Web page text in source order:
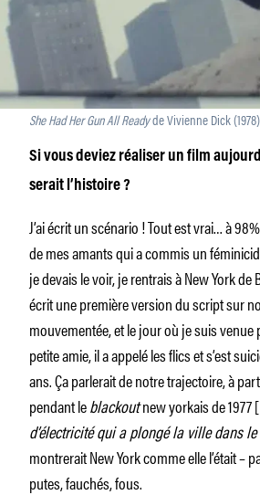
She Had Her Gun All Readyde Vivienne Dick (1978)
Si vous deviez réaliser un film
serait l’histoire ?
J’ai écrit un scénario ! Tout est vrai… à
de mes amants qui a commis un
je devais le voir, je rentrais à New York de
écrit une première version du script sur
mouvementée, et le jour où je suis venue
petite amie, il a appelé les flics et s’est
ans. Ça parlerait de notre trajectoire, à
pendant leblackoutnew yorkais de 1977 [
d’électricité qui a plongé la ville dans
montrerait New York comme elle l’était –
putes, fauchés, fous.